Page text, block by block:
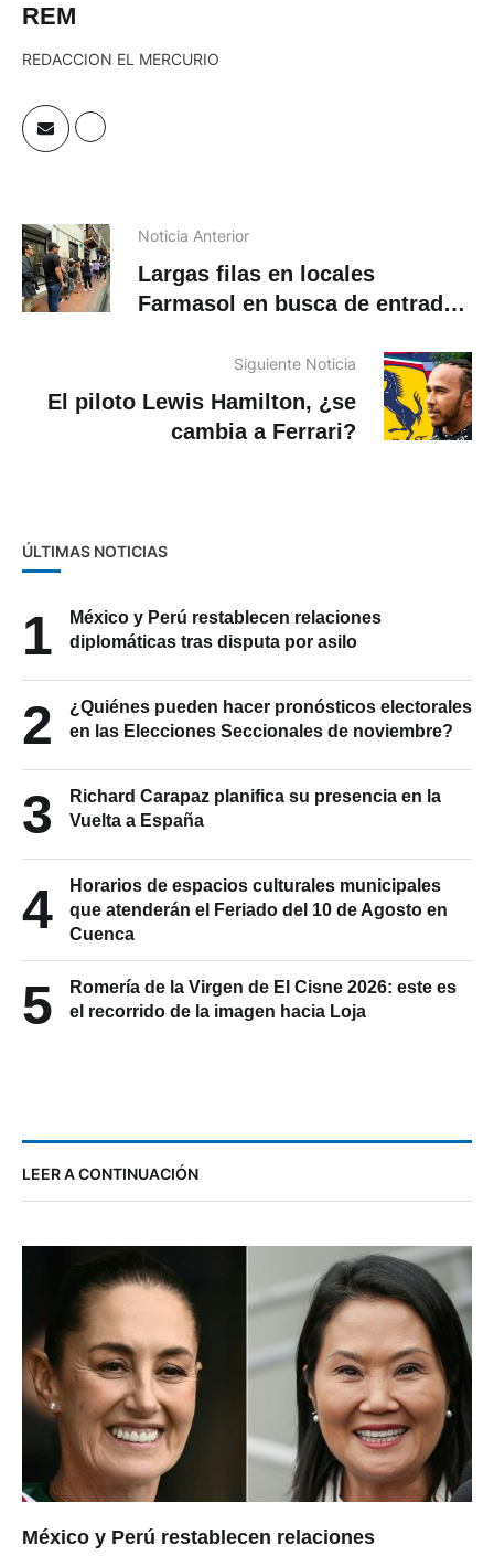
REM
REDACCION EL MERCURIO
Noticia Anterior
Largas filas en locales
Farmasol en busca de entradas
Bambino y Makano
Siguiente Noticia
El piloto Lewis Hamilton, ¿se
cambia a Ferrari?
ÚLTIMAS NOTICIAS
1
México y Perú restablecen relaciones
diplomáticas tras disputa por asilo
2
¿Quiénes pueden hacer pronósticos electorales
en las Elecciones Seccionales de noviembre?
3
Richard Carapaz planifica su presencia en la
Vuelta a España
4
Horarios de espacios culturales municipales
que atenderán el Feriado del 10 de Agosto en
Cuenca
5
Romería de la Virgen de El Cisne 2026: este es
el recorrido de la imagen hacia Loja
LEER A CONTINUACIÓN
México y Perú restablecen relaciones